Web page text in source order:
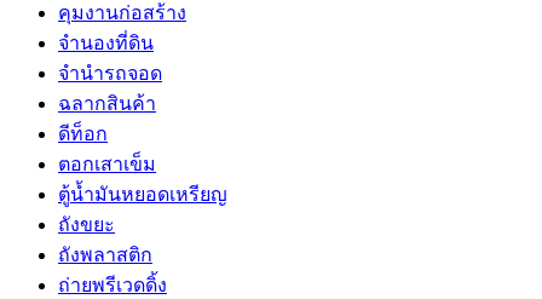
คุมงานก่อสร้าง
จำนองที่ดิน
จำนำรถจอด
ฉลากสินค้า
ดีท็อก
ตอกเสาเข็ม
ตู้น้ำมันหยอดเหรียญ
ถังขยะ
ถังพลาสติก
ถ่ายพรีเวดดิ้ง